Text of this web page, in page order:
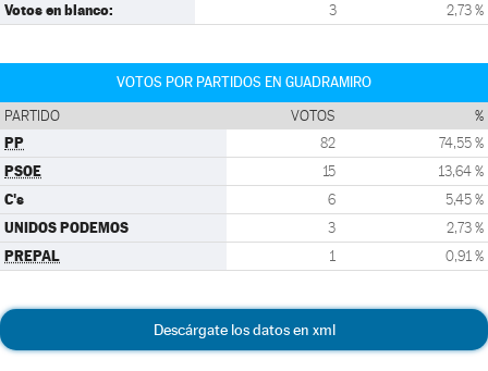
Votos en blanco: 3 2,73 %
VOTOS POR PARTIDOS EN GUADRAMIRO
PARTIDO VOTOS %
PP 82 74,55 %
PSOE 15 13,64 %
C's 6 5,45 %
UNIDOS PODEMOS 3 2,73 %
PREPAL 1 0,91 %
Descárgate los datos en xml